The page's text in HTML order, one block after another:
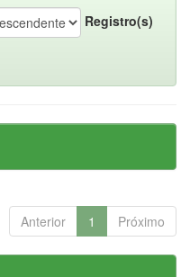
Registro(s)
Anterior 1 Próximo